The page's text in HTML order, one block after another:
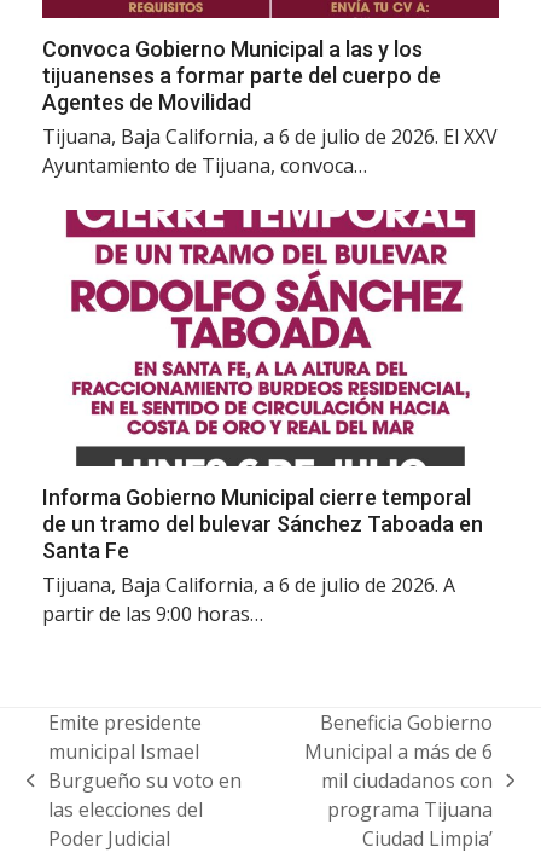
Convoca Gobierno Municipal a las y los
tijuanenses a formar parte del cuerpo de
Agentes de Movilidad
Tijuana, Baja California, a 6 de julio de 2026. El XXV
Ayuntamiento de Tijuana, convoca…
Informa Gobierno Municipal cierre temporal
de un tramo del bulevar Sánchez Taboada en
Santa Fe
Tijuana, Baja California, a 6 de julio de 2026. A
partir de las 9:00 horas…
previous
post:
Emite presidente
municipal Ismael
Burgueño su voto en
las elecciones del
Poder Judicial
Beneficia Gobierno
Municipal a más de 6
mil ciudadanos con
programa Tijuana
Ciudad Limpia’